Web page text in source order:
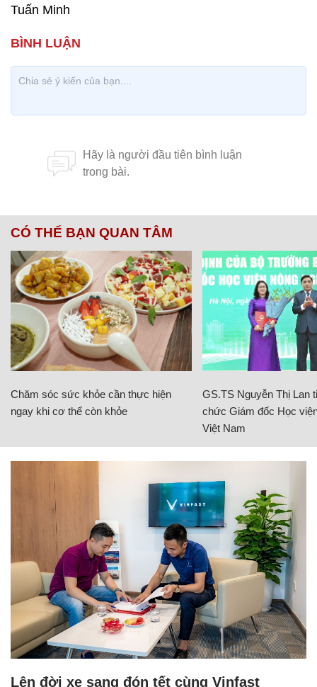
Tuấn Minh
CÓ THỂ BẠN QUAN TÂM
Chăm sóc sức khỏe cần thực hiện
ngay khi cơ thể còn khỏe
GS.TS Nguyễn Thị Lan
chức Giám đốc Học
Việt Nam
Lên đời xe sang đón tết cùng Vinfast